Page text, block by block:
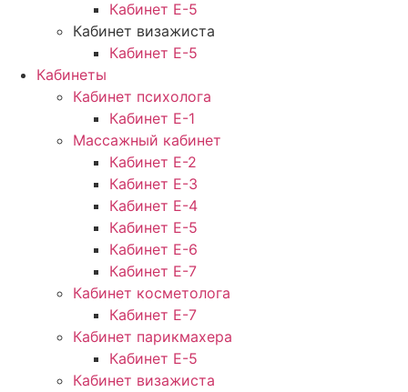
Кабинет Е-5
Кабинет визажиста
Кабинет Е-5
Кабинеты
Кабинет психолога
Кабинет Е-1
Массажный кабинет
Кабинет Е-2
Кабинет Е-3
Кабинет Е-4
Кабинет Е-5
Кабинет Е-6
Кабинет Е-7
Кабинет косметолога
Кабинет Е-7
Кабинет парикмахера
Кабинет Е-5
Кабинет визажиста